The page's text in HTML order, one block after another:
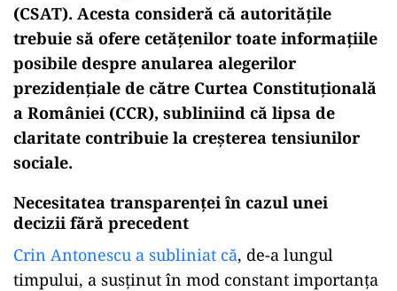
(CSAT). Acesta consideră că autoritățile
trebuie să ofere cetățenilor toate informațiile
posibile despre anularea alegerilor
prezidențiale de către Curtea Constituțională
a României (CCR), subliniind că lipsa de
claritate contribuie la creșterea tensiunilor
sociale.
Necesitatea transparenței în cazul unei
decizii fără precedent
Crin Antonescu a subliniat că, de-a lungul
timpului, a susținut în mod constant importanța